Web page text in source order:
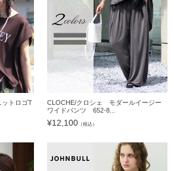
トロゴT
CLOCHE/クロシェ モダールイージー
ワイドパンツ 652-8...
¥12,100 （税込）